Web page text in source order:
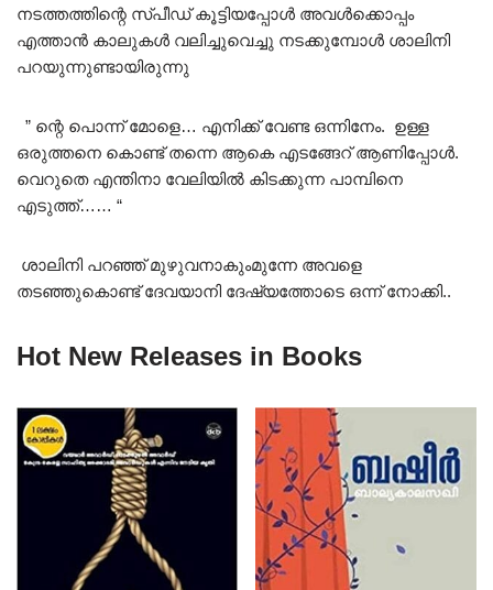
നടത്തത്തിന്റെ സ്പീഡ് കൂട്ടിയപ്പോൾ അവൾക്കൊപ്പം
എത്താൻ കാലുകൾ വലിച്ചുവെച്ചു നടക്കുമ്പോൾ ശാലിനി
പറയുന്നുണ്ടായിരുന്നു
” ന്റെ പൊന്ന് മോളെ… എനിക്ക് വേണ്ട ഒന്നിനേം. ഉള്ള
ഒരുത്തനെ കൊണ്ട് തന്നെ ആകെ എടങ്ങേറ് ആണിപ്പോൾ.
വെറുതെ എന്തിനാ വേലിയിൽ കിടക്കുന്ന പാമ്പിനെ
എടുത്ത്…… “
ശാലിനി പറഞ്ഞ് മുഴുവനാകുംമുന്നേ അവളെ
തടഞ്ഞുകൊണ്ട് ദേവയാനി ദേഷ്യത്തോടെ ഒന്ന് നോക്കി..
Hot New Releases in Books